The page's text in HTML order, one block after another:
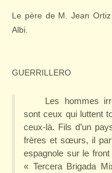
Le père de M. Jean
Albi.
GUERRILLERO
Les hommes
sont ceux qui luttent
ceux-là. Fils d’un
frères et sœurs, il
espagnole sur le
« Tercera Brigada